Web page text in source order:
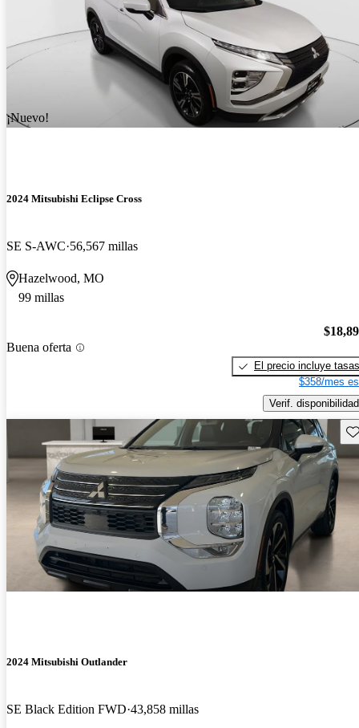
¡Nuevo!
2024 Mitsubishi Eclipse Cross
SE S-AWC 56,567 millas
Hazelwood, MO
99 millas
Buena oferta
El precio incluye tasas
$358/mes
Verif. disponibilidad
2024 Mitsubishi Outlander
SE Black Edition FWD 43,858 millas